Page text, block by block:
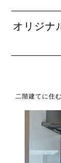
オリジナ
二階建てに住む